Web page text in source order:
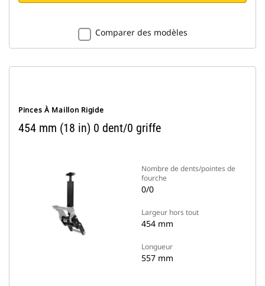
Comparer des modèles
Pinces À Maillon Rigide
454 mm (18 in) 0 dent/0 griffe
Nombre de dents/pointes de
fourche
0/0
Largeur hors tout
454 mm
Longueur
557 mm